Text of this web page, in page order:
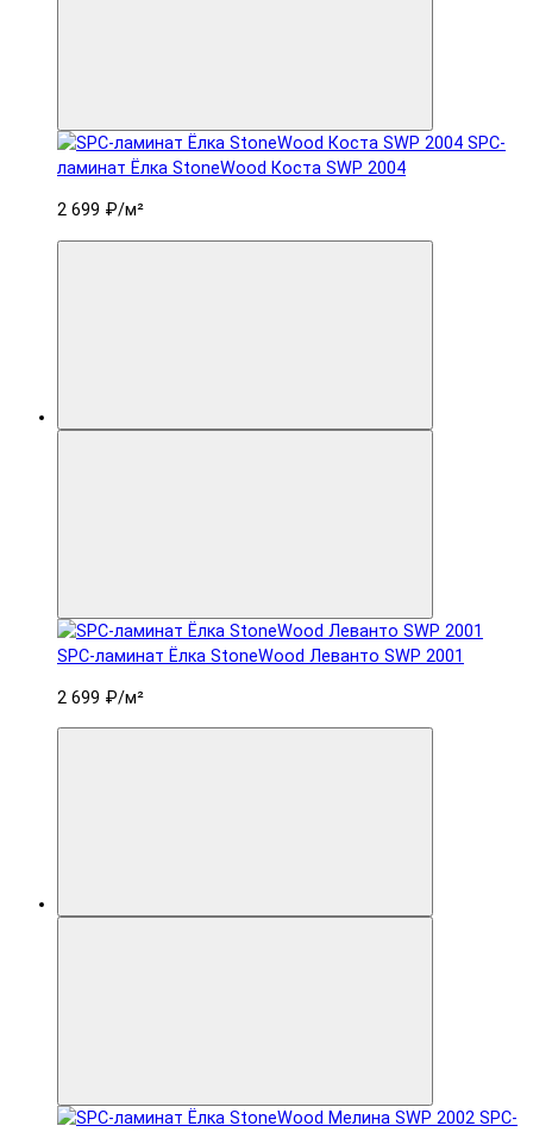
SPC-
ламинат Ëлка StoneWood Коста SWP 2004
2 699 ₽/м²
SPC-ламинат Ëлка StoneWood Леванто SWP 2001
2 699 ₽/м²
SPC-